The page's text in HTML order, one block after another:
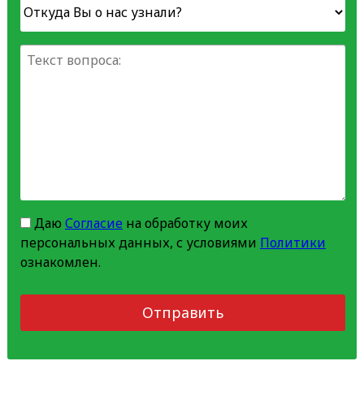
Даю Согласиена обработку моих
персональных данных, с условиями Политики
ознакомлен.
Отправить